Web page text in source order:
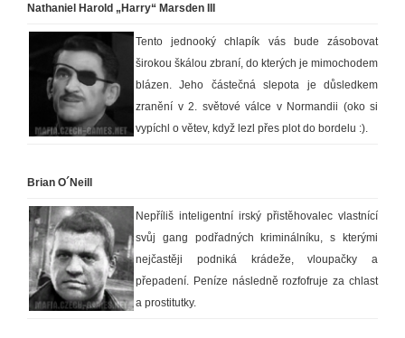
Nathaniel Harold „Harry“ Marsden III
Tento jednooký chlapík vás bude zásobovat
širokou škálou zbraní, do kterých je mimochodem
blázen. Jeho částečná slepota je důsledkem
zranění v 2. světové válce v Normandii (oko si
vypíchl o větev, když lezl přes plot do bordelu :).
Brian O´Neill
Nepříliš inteligentní irský přistěhovalec vlastnící
svůj gang podřadných kriminálníku, s kterými
nejčastěji podniká krádeže, vloupačky a
přepadení. Peníze následně rozfofruje za chlast
a prostitutky.